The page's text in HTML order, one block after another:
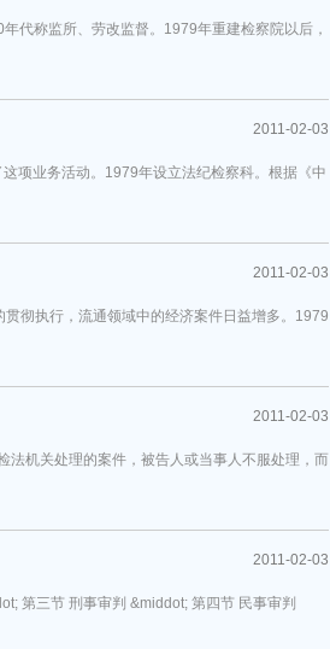
代称监所、劳改监督。1979年重建检察院以后，
2011-02-03
项业务活动。1979年设立法纪检察科。根据《中
2011-02-03
彻执行，流通领域中的经济案件日益增多。1979
2011-02-03
法机关处理的案件，被告人或当事人不服处理，而
2011-02-03
第三节 刑事审判 &middot; 第四节 民事审判